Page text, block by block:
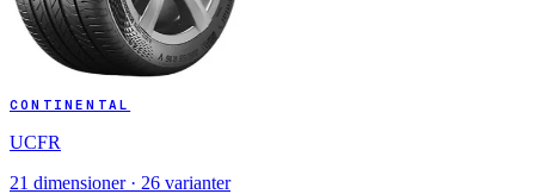
CONTINENTAL
UCFR
21 dimensioner · 26 varianter